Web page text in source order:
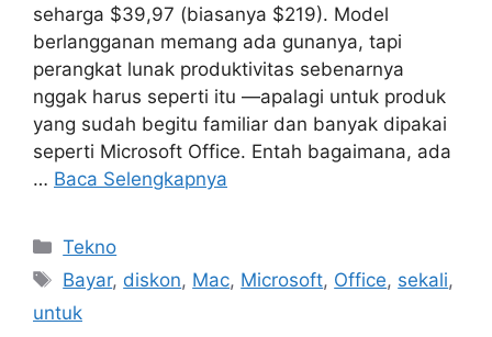
seharga $39,97 (biasanya $219). Model
berlangganan memang ada gunanya, tapi
perangkat lunak produktivitas sebenarnya
nggak harus seperti itu —apalagi untuk produk
yang sudah begitu familiar dan banyak dipakai
seperti Microsoft Office. Entah bagaimana, ada
… Baca Selengkapnya
Kategori
Tekno
Tag
Bayar, diskon, Mac, Microsoft, Office, sekali,
untuk